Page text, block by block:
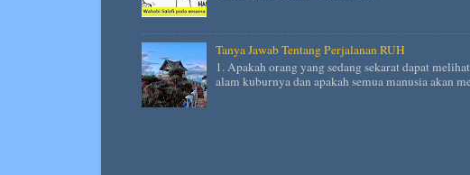
Tanya Jawab Tentang Perjalanan RUH
1. Apakah orang yang sedang sekarat dapat
alam kuburnya dan apakah semua manusia akan